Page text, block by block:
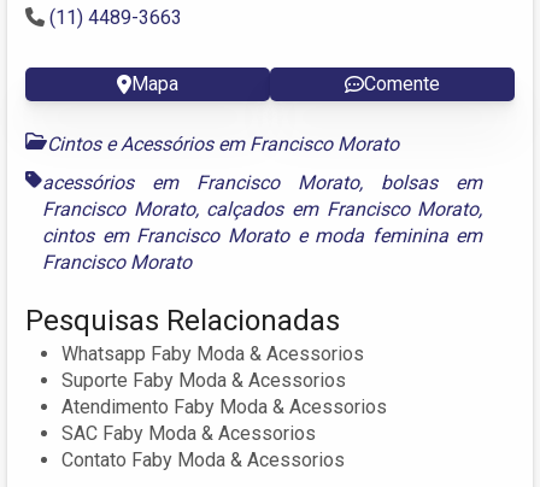
(11) 4489-3663
Mapa Comente
Cintos e Acessórios em Francisco Morato
acessórios em Francisco Morato, bolsas em
Francisco Morato, calçados em Francisco Morato,
cintos em Francisco Moratoe moda feminina em
Francisco Morato
Pesquisas Relacionadas
Whatsapp Faby Moda & Acessorios
Suporte Faby Moda & Acessorios
Atendimento Faby Moda & Acessorios
SAC Faby Moda & Acessorios
Contato Faby Moda & Acessorios